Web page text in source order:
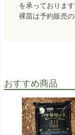
を承っておりま
裸苗は予約販売の
おすすめ商品